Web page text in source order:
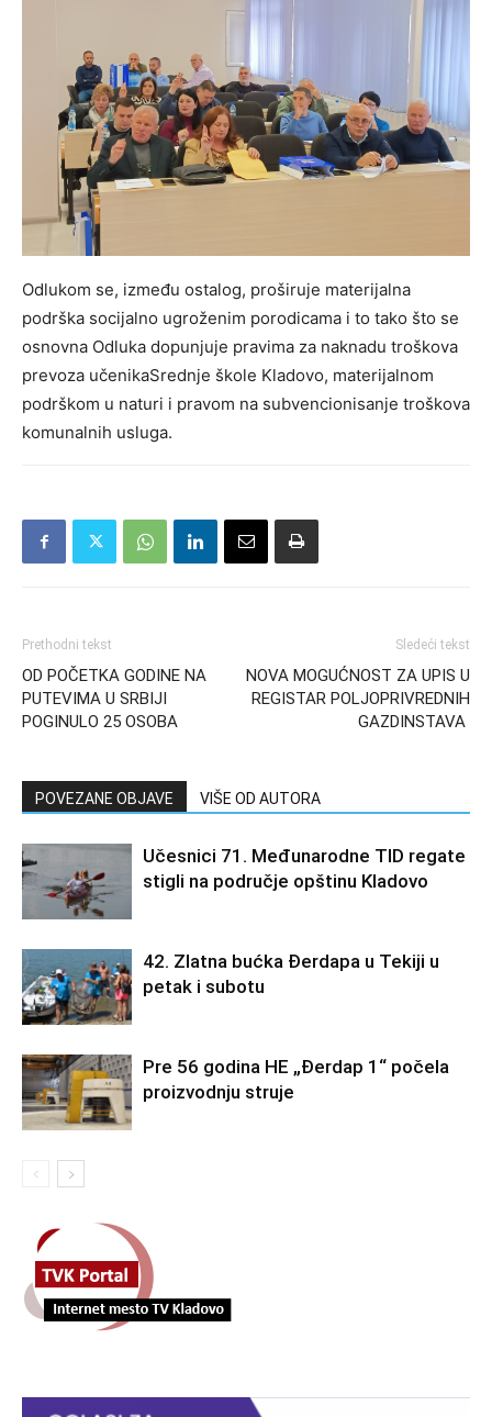
Odlukom se, između ostalog, proširuje materijalna
podrška socijalno ugroženim porodicama i to tako što se
osnovna Odluka dopunjuje pravima za naknadu troškova
prevoza učenikaSrednje škole Kladovo, materijalnom
podrškom u naturi i pravom na subvencionisanje troškova
komunalnih usluga.
Prethodni tekst
OD POČETKA GODINE NA
PUTEVIMA U SRBIJI
POGINULO 25 OSOBA
Sledeći tekst
NOVA MOGUĆNOST ZA UPIS U
REGISTAR POLJOPRIVREDNIH
GAZDINSTAVA
POVEZANE OBJAVE VIŠE OD AUTORA
Učesnici 71. Međunarodne TID regate
stigli na područje opštinu Kladovo
42. Zlatna bućka Đerdapa u Tekiji u
petak i subotu
Pre 56 godina HE „Đerdap 1“ počela
proizvodnju struje